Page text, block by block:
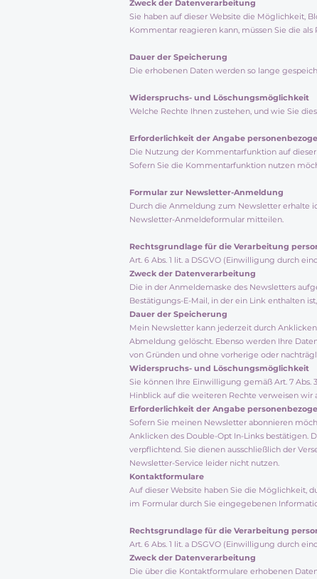
Zweck der Datenverarbeitung
Sie haben auf dieser Website die Möglichkeit,
Kommentar reagieren kann, müssen Sie die
Dauer der Speicherung
Die erhobenen Daten werden so lange
Widerspruchs- und Löschungsmöglichkeit
Welche Rechte Ihnen zustehen, und wie Sie
Erforderlichkeit der Angabe
Die Nutzung der Kommentarfunktion auf
Sofern Sie die Kommentarfunktion nutzen
Formular zur Newsletter-Anmeldung
Durch die Anmeldung zum Newsletter erhalte
Newsletter-Anmeldeformular mitteilen.
Rechtsgrundlage für die Verarbeitung
Art. 6 Abs. 1 lit. a DSGVO (Einwilligung durch
Zweck der Datenverarbeitung
Die in der Anmeldemaske des Newsletters
Bestätigungs-E-Mail, in der ein Link enthalten
Dauer der Speicherung
Mein Newsletter kann jederzeit durch
Abmeldung gelöscht. Ebenso werden Ihre
von Gründen und ohne vorherige oder
Widerspruchs- und Löschungsmöglichkeit
Sie können Ihre Einwilligung gemäß Art. 7
Hinblick auf die weiteren Rechte verweisen wir
Erforderlichkeit der Angabe
Sofern Sie meinen Newsletter abonnieren
Anklicken des Double-Opt In-Links bestätigen.
verpflichtend. Sie dienen ausschließlich der
Newsletter-Service leider nicht nutzen.
Kontaktformulare
Auf dieser Website haben Sie die Möglichkeit,
im Formular durch Sie eingegebenen
Rechtsgrundlage für die Verarbeitung
Art. 6 Abs. 1 lit. a DSGVO (Einwilligung durch
Zweck der Datenverarbeitung
Die über die Kontaktformulare erhobenen